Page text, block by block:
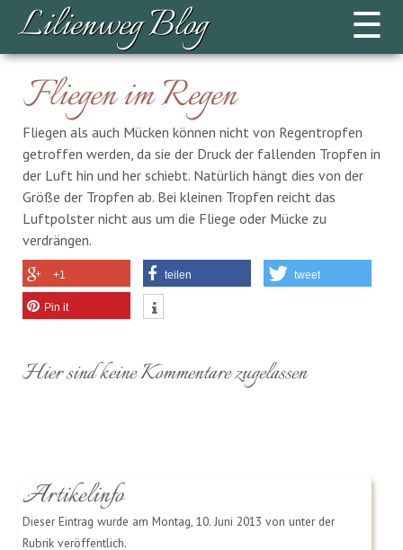
☰
Fliegen im Regen
Fliegen als auch Mücken können nicht von Regentropfen
getroffen werden, da sie der Druck der fallenden Tropfen in
der Luft hin und her schiebt. Natürlich hängt dies von der
Größe der Tropfen ab. Bei kleinen Tropfen reicht das
Luftpolster nicht aus um die Fliege oder Mücke zu
verdrängen.
+1 teilen tweet
Pin it
Hier sind keine Kommentare zugelassen
Artikelinfo
Dieser Eintrag wurde am Montag, 10. Juni 2013 von unter der
Rubrik veröffentlich.
Lilienweg Blog